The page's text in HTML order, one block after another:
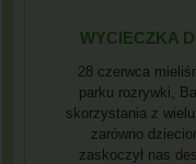
WYCIECZKA
28 czerwca
parku rozrywki,
skorzystania z
zarówno
zaskoczył nas